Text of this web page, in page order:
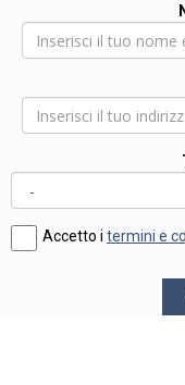
Accetto i termini e